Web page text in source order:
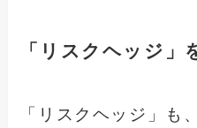
「リスクヘッジ」
「リスクヘッジ」も